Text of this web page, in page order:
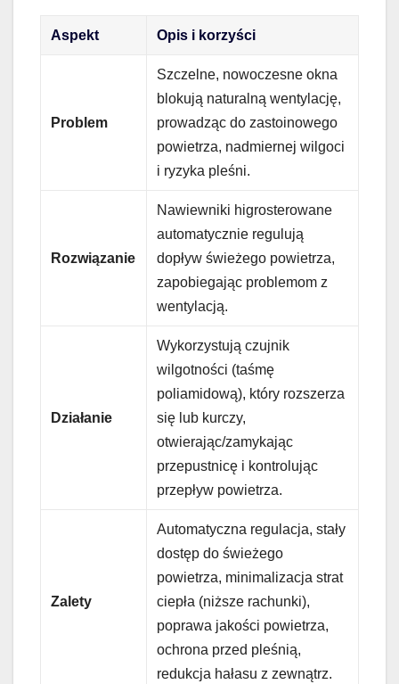
Aspekt Opis i korzyści
Problem
Szczelne, nowoczesne okna
blokują naturalną wentylację,
prowadząc do zastoinowego
powietrza, nadmiernej wilgoci
i ryzyka pleśni.
Rozwiązanie
Nawiewniki higrosterowane
automatycznie regulują
dopływ świeżego powietrza,
zapobiegając problemom z
wentylacją.
Działanie
Wykorzystują czujnik
wilgotności (taśmę
poliamidową), który rozszerza
się lub kurczy,
otwierając/zamykając
przepustnicę i kontrolując
przepływ powietrza.
Zalety
Automatyczna regulacja, stały
dostęp do świeżego
powietrza, minimalizacja strat
ciepła (niższe rachunki),
poprawa jakości powietrza,
ochrona przed pleśnią,
redukcja hałasu z zewnątrz.